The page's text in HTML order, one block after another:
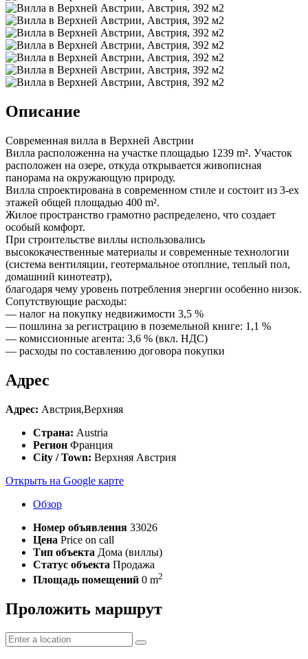
Описание
Современная вилла в Верхней Австрии
Вилла расположенна на участке площадью 1239 m². Участок
расположен на озере, откуда открывается живописная
панорама на окружающую природу.
Вилла спроектирована в современном стиле и состоит из 3-ех
этажей общей площадью 400 m².
Жилое пространство грамотно распределено, что создает
особый комфорт.
При строительстве виллы использовались
высококачественные материалы и современные технологии
(система вентиляции, геотермальное отоплние, теплый пол,
домашний кинотеатр),
благодаря чему уровень потребления энергии особенно низок.
Сопутствующие расходы:
— налог на покупку недвижимости 3,5 %
— пошлина за регистрацию в поземельной книге: 1,1 %
— комиссионные агента: 3,6 % (вкл. НДС)
— расходы по составлению договора покупки
Адрес
Адрес: Австрия,Верхняя
Страна: Austria
Регион Франция
City / Town: Верхняя Австрия
Открыть на Google карте
Обзор
Номер объявления 33026
Цена Price on call
Тип объекта Дома (виллы)
Статус объекта Продажа
Площадь помещений 0 m2
Проложить маршрут